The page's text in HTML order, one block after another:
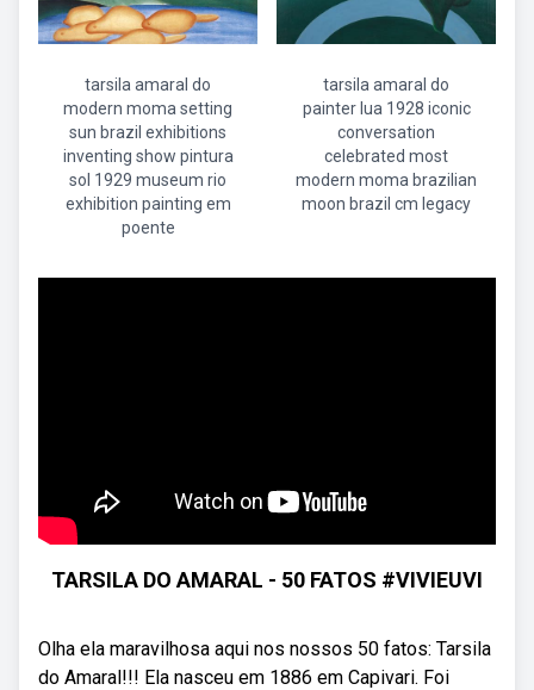
tarsila amaral do
modern moma setting
sun brazil exhibitions
inventing show pintura
sol 1929 museum rio
exhibition painting em
poente
tarsila amaral do
painter lua 1928 iconic
conversation
celebrated most
modern moma brazilian
moon brazil cm legacy
TARSILA DO AMARAL - 50 FATOS #VIVIEUVI
Olha ela maravilhosa aqui nos nossos 50 fatos: Tarsila
do Amaral!!! Ela nasceu em 1886 em Capivari. Foi